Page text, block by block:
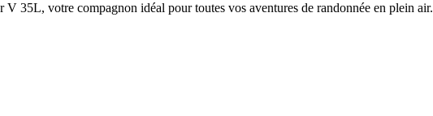
V 35L, votre compagnon idéal pour toutes vos aventures de randonnée en plein air.